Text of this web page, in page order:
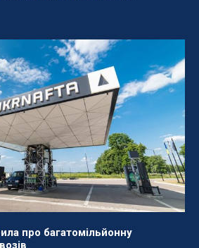
про багатомільйонну